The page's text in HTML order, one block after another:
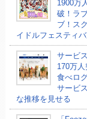
1900万
破！ラ
ブ！ス
イドルフェスティ
サービ
170万人
食べロ
サービ
な推移を見せる